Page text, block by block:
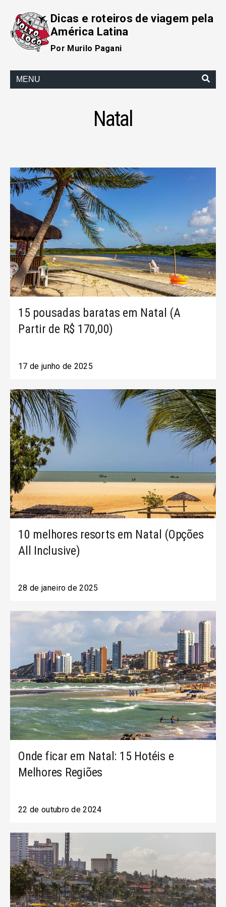
Dicas e roteiros de viagem pela
América Latina
Por Murilo Pagani
MENU
Natal
15 pousadas baratas em Natal (A
Partir de R$ 170,00)
17 de junho de 2025
10 melhores resorts em Natal (Opções
All Inclusive)
28 de janeiro de 2025
Onde ficar em Natal: 15 Hotéis e
Melhores Regiões
22 de outubro de 2024